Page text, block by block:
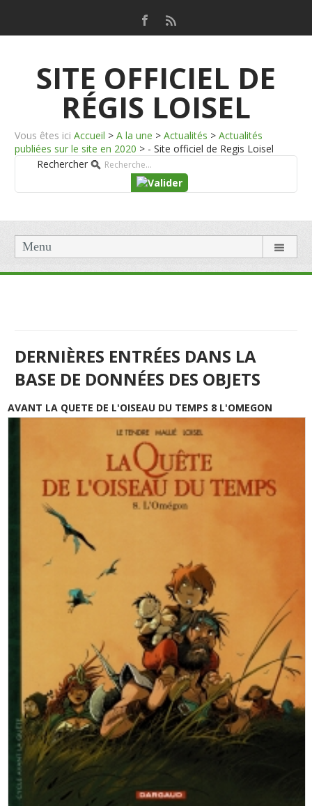
SITE OFFICIEL DE
RÉGIS LOISEL
Vous êtes ici Accueil > A la une > Actualités > Actualités
publiées sur le site en 2020 > - Site officiel de Regis Loisel
Rechercher
Menu
DERNIÈRES ENTRÉES DANS LA
BASE DE DONNÉES DES OBJETS
AVANT LA QUETE DE L'OISEAU DU TEMPS 8 L'OMEGON